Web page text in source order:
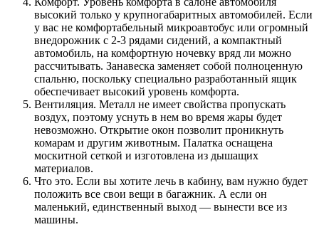
высокий только у крупногабаритных автомобилей. Если
у вас не комфортабельный микроавтобус или огромный
внедорожник с 2-3 рядами сидений, а компактный
автомобиль, на комфортную ночевку вряд ли можно
рассчитывать. Занавеска заменяет собой полноценную
спальню, поскольку специально разработанный ящик
обеспечивает высокий уровень комфорта.
Вентиляция. Металл не имеет свойства пропускать
воздух, поэтому уснуть в нем во время жары будет
невозможно. Открытие окон позволит проникнуть
комарам и другим животным. Палатка оснащена
москитной сеткой и изготовлена ​​из дышащих
материалов.
Что это. Если вы хотите лечь в кабину, вам нужно будет
положить все свои вещи в багажник. А если он
маленький, единственный выход — вынести все из
машины.